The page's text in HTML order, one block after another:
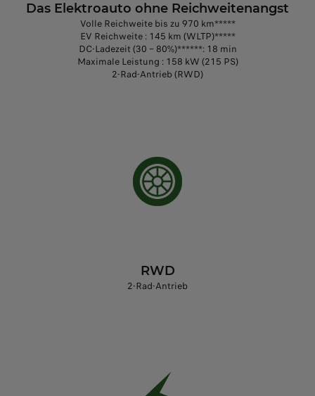
Das Elektroauto ohne Reichweitenangst
Volle Reichweite bis zu 970 km*****
EV Reichweite : 145 km (WLTP)*****
DC-Ladezeit (30 – 80%)******: 18 min
Maximale Leistung : 158 kW (215 PS)
2-Rad-Antrieb (RWD)
RWD
2-Rad-Antrieb